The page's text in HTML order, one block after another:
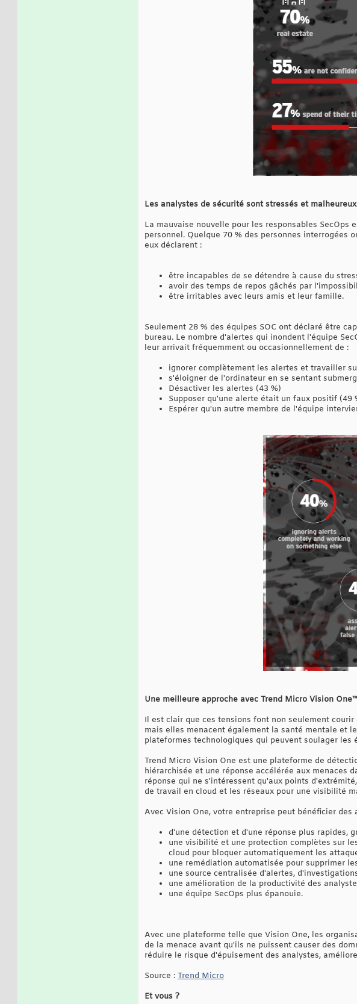
Les analystes de sécurité sont stressés et malheureux
La mauvaise nouvelle pour les responsables
personnel. Quelque 70 % des personnes
eux déclarent :
être incapables de se détendre à cause du
avoir des temps de repos gâchés par
être irritables avec leurs amis et leur famille.
Seulement 28 % des équipes SOC ont déclaré être
bureau. Le nombre d'alertes qui inondent l'équipe
leur arrivait fréquemment ou occasionnellement de :
ignorer complètement les alertes et travailler
s'éloigner de l'ordinateur en se sentant
Désactiver les alertes (43 %)
Supposer qu'une alerte était un faux positif (49
Espérer qu'un autre membre de l'équipe
Une meilleure approche avec Trend Micro Vision One™
Il est clair que ces tensions font non seulement
mais elles menacent également la santé mentale et
plateformes technologiques qui peuvent soulager les
Trend Micro Vision One est une plateforme de
hiérarchisée et une réponse accélérée aux menaces
réponse qui ne s'intéressent qu'aux points
de travail en cloud et les réseaux pour une visibilité
Avec Vision One, votre entreprise peut bénéficier des
d'une détection et d'une réponse plus rapides,
une visibilité et une protection complètes sur
cloud pour bloquer automatiquement les
une remédiation automatisée pour supprimer
une source centralisée d'alertes,
une amélioration de la productivité des
une équipe SecOps plus épanouie.
Avec une plateforme telle que Vision One, les
de la menace avant qu'ils ne puissent causer des
réduire le risque d'épuisement des analystes,
Source : Trend Micro
Et vous ?